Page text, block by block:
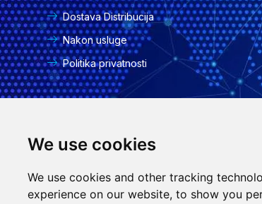
We use cookies
We use cookies and other tracking
experience on our website, to show you
Dostava Distribucija
Nakon usluge
Politika privatnosti